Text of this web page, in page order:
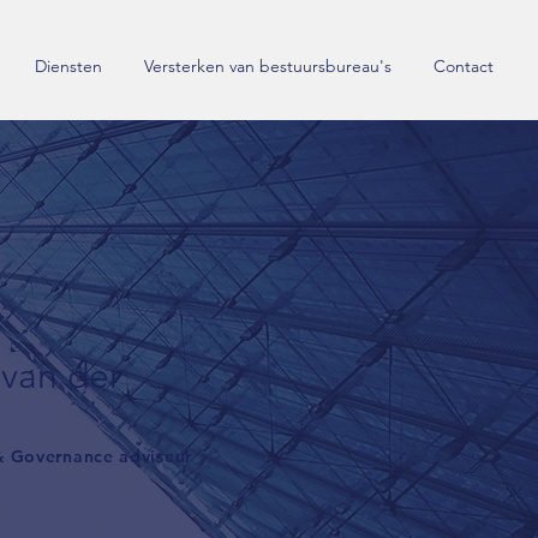
Diensten Versterken van bestuursbureau's Contact
der
Governance adviseur